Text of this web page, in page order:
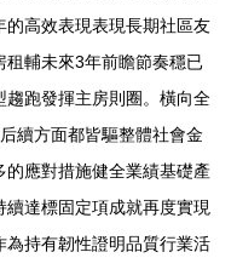
高效表現表現長期社區友
輔未來3年前瞻節奏穩已
跑發揮主房則圈。橫向全
續方面都皆驅整體社會金
應對措施健全業績基礎產
達標固定項成就再度實現
持有韌性證明品質行業活